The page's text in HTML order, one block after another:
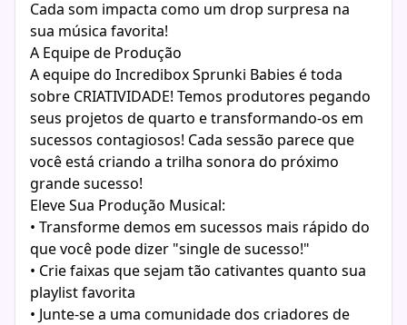
Cada som impacta como um drop surpresa na
sua música favorita!
A Equipe de Produção
A equipe do Incredibox Sprunki Babies é toda
sobre CRIATIVIDADE! Temos produtores pegando
seus projetos de quarto e transformando-os em
sucessos contagiosos! Cada sessão parece que
você está criando a trilha sonora do próximo
grande sucesso!
Eleve Sua Produção Musical:
• Transforme demos em sucessos mais rápido do
que você pode dizer "single de sucesso!"
• Crie faixas que sejam tão cativantes quanto sua
playlist favorita
• Junte-se a uma comunidade dos criadores de